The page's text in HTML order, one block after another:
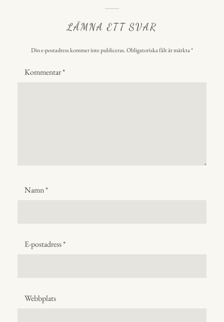
LÄMNA ETT SVAR
Din e-postadress kommer inte publiceras.Obligatoriska fält är märkta*
Kommentar*
Namn*
E-postadress*
Webbplats